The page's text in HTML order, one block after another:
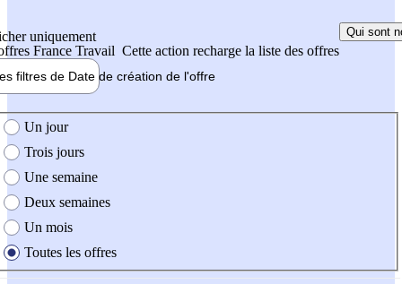
uniquement
France Travail Cette action recharge la liste des offres
Qui sont
filtres de Date de création de l'offre
création de l'offre
Un jour
Trois jours
Une semaine
Deux semaines
Un mois
Toutes les offres